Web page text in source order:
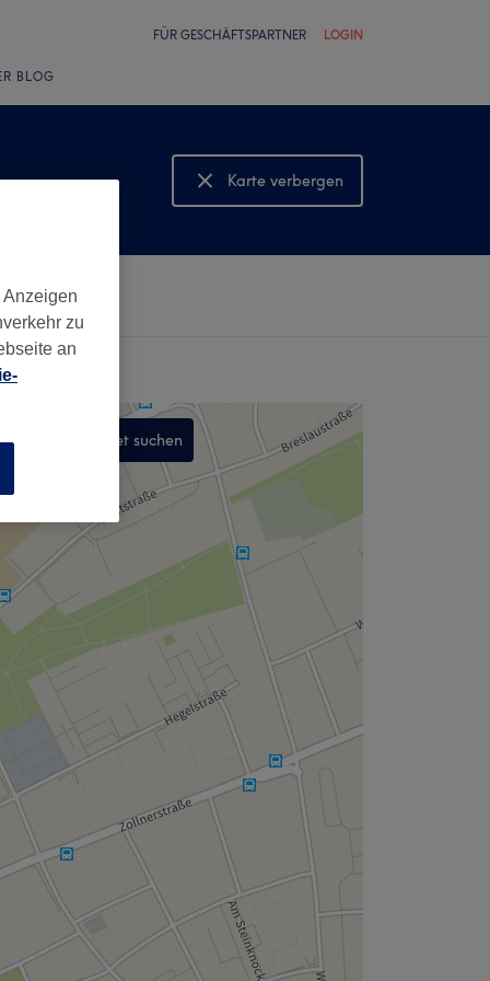
FÜR GESCHÄFTSPARTNER LOGIN
BLOG
Karte verbergen
Karte anzeigen
In diesem Gebiet suchen
zu
an